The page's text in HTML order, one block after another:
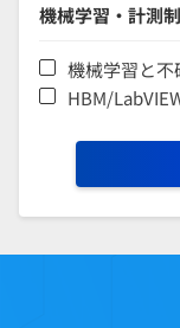
機械学習・計測
機械学習と
HBM/